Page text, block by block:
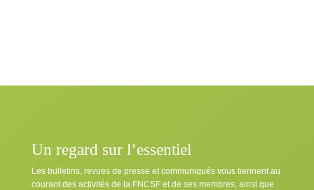
Un regard sur l’essentiel
Les bulletins, revues de presse et communiqués vous tiennent au
courant des activités de la FNCSF et de ses membres, ainsi que